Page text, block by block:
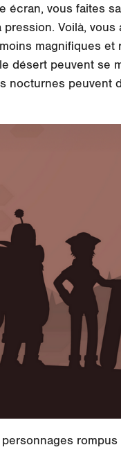
écran, vous faites
Voilà, vous
magnifiques et
désert peuvent se
nocturnes peuvent